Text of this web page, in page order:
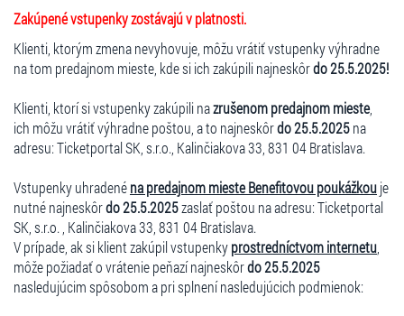
Zakúpené vstupenky zostávajú v platnosti.
Klienti, ktorým zmena nevyhovuje, môžu vrátiť vstupenky výhradne
na tom predajnom mieste, kde si ich zakúpili najneskôrdo 25.5.2025!
Klienti, ktorí si vstupenky zakúpili nazrušenom predajnom mieste,
ich môžu vrátiť výhradne poštou, a to najneskôrdo 25.5.2025na
adresu: Ticketportal SK, s.r.o., Kalinčiakova 33, 831 04 Bratislava.
Vstupenky uhradenéna predajnom mieste Benefitovou poukážkouje
nutné najneskôrdo 25.5.2025zaslať poštou na adresu: Ticketportal
SK, s.r.o. , Kalinčiakova 33, 831 04 Bratislava.
V prípade, ak si klient zakúpil vstupenkyprostredníctvom internetu,
môže požiadať o vrátenie peňazí najneskôrdo 25.5.2025
nasledujúcim spôsobom a pri splnení nasledujúcich podmienok: